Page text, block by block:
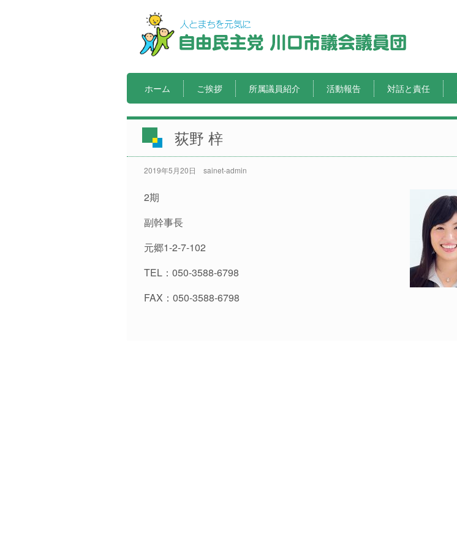
ホーム ご挨拶 所属議員紹介 活動報告 対話と責任
荻野 梓
2019年5月20日 sainet-admin
2期
副幹事長
元郷1-2-7-102
TEL：050-3588-6798
FAX：050-3588-6798